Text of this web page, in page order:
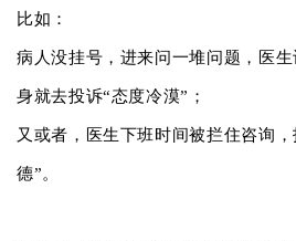
比如：
病人没挂号，进来问一堆问题，医
身就去投诉“态度冷漠”；
又或者，医生下班时间被拦住咨询
德”。